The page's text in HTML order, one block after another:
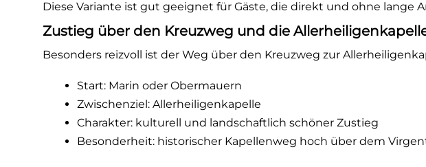
Diese Variante ist gut geeignet für Gäste, die direkt und ohne lange
Zustieg über den Kreuzweg und die
Besonders reizvoll ist der Weg über den Kreuzweg zur
Start: Marin oder Obermauern
Zwischenziel: Allerheiligenkapelle
Charakter: kulturell und landschaftlich schöner Zustieg
Besonderheit: historischer Kapellenweg hoch über dem